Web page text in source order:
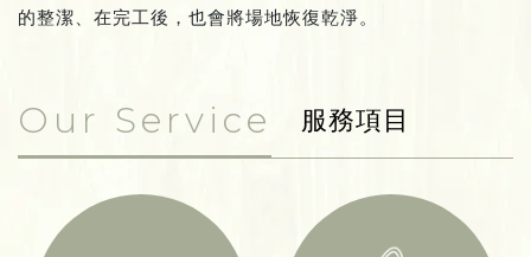
的整潔、在完工後，也會將場地恢復乾淨。
Our Service 服務項目